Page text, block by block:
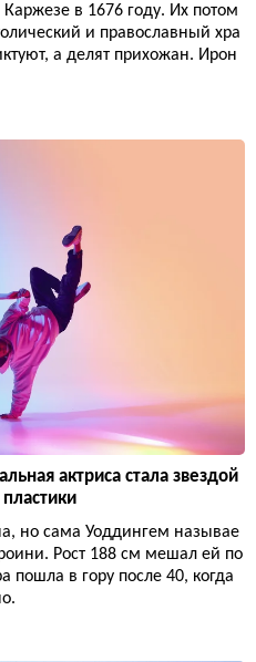
в 1676 году. Их потом
и православный хра
а делят прихожан. Ирон
актриса стала звездой
но сама Уоддингем называе
Рост 188 см мешал ей по
пошла в гору после 40, когда